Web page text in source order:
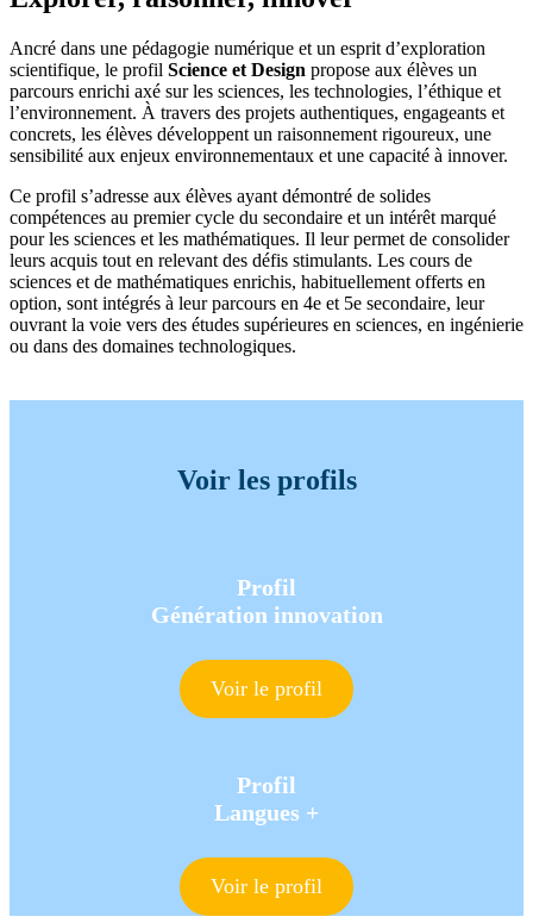
Ancré dans une pédagogie numérique et un esprit d’exploration
scientifique, le profil Science et Design propose aux élèves un
parcours enrichi axé sur les sciences, les technologies, l’éthique et
l’environnement. À travers des projets authentiques, engageants et
concrets, les élèves développent un raisonnement rigoureux, une
sensibilité aux enjeux environnementaux et une capacité à innover.
Ce profil s’adresse aux élèves ayant démontré de solides
compétences au premier cycle du secondaire et un intérêt marqué
pour les sciences et les mathématiques. Il leur permet de consolider
leurs acquis tout en relevant des défis stimulants. Les cours de
sciences et de mathématiques enrichis, habituellement offerts en
option, sont intégrés à leur parcours en 4e et 5e secondaire, leur
ouvrant la voie vers des études supérieures en sciences, en ingénierie
ou dans des domaines technologiques.
Voir les profils
Profil
Génération innovation
Voir le profil
Profil
Langues +
Voir le profil